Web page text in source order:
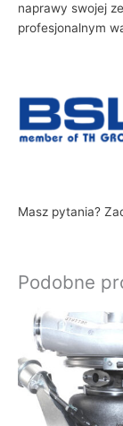
naprawy swojej
profesjonalnym
Masz pytania?
Podobne